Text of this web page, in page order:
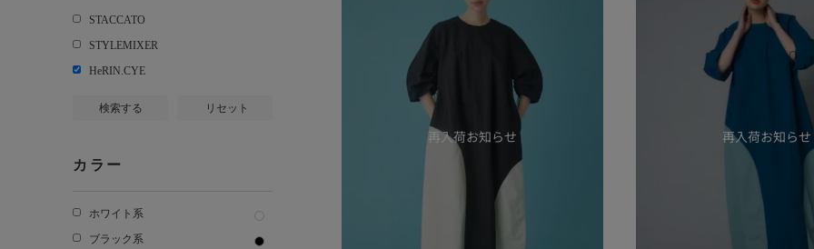
STACCATO
STYLEMIXER
HeRIN.CYE
検索する リセット
カラー
ホワイト系
ブラック系